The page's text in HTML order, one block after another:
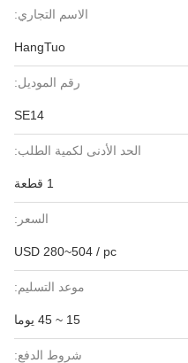
الاسم التجاري:
HangTuo
رقم الموديل:
SE14
الحد الأدنى لكمية الطلب:
السعر:
USD 280~504 / pc
موعد التسليم:
15 ~ 45 يوما
شروط الدفع: